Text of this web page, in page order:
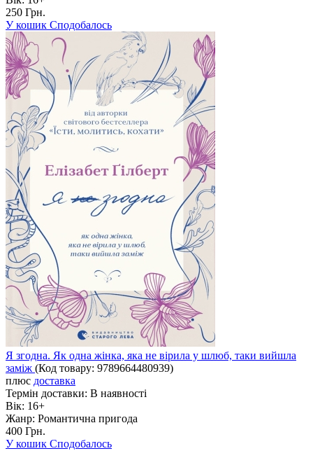
250 Грн.
У кошик Сподобалось
Я згодна. Як одна жінка, яка не вірила у шлюб, таки вийшла
заміж (Код товару: 9789664480939)
плюс доставка
Термін доставки: В наявності
Вік: 16+
Жанр: Романтична пригода
400 Грн.
У кошик Сподобалось